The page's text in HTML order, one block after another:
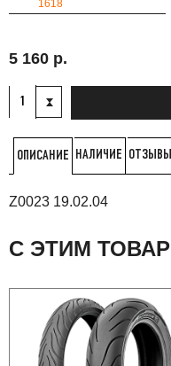
1618
5 160 р.
ОПИСАНИЕ НАЛИЧИЕ ОТЗЫВЫ
Z0023 19.02.04
С ЭТИМ